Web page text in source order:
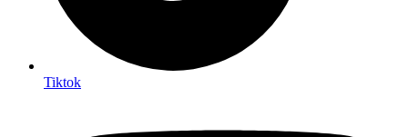
Tiktok